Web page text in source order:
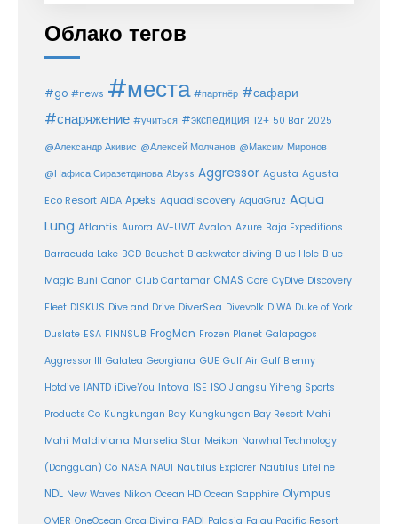
Облако тегов
#go #news #места #партнёр #сафари
#снаряжение #учиться #экспедиция 12+ 50 Bar 2025
@Александр Акивис @Алексей Молчанов @Максим Миронов
@Нафиса Сиразетдинова Abyss Aggressor Agusta Agusta
Eco Resort AIDA Apeks Aquadiscovery AquaGruz Aqua
Lung Atlantis Aurora AV-UWT Avalon Azure Baja Expeditions
Barracuda Lake BCD Beuchat Blackwater diving Blue Hole Blue
Magic Buni Canon Club Cantamar CMAS Core CyDive Discovery
Fleet DISKUS Dive and Drive DiverSea Divevolk DIWA Duke of York
Duslate ESA FINNSUB FrogMan Frozen Planet Galapagos
Aggressor III Galatea Georgiana GUE Gulf Air Gulf Blenny
Hotdive IANTD iDiveYou Intova ISE ISO Jiangsu Yiheng Sports
Products Co Kungkungan Bay Kungkungan Bay Resort Mahi
Mahi Maldiviana Marselia Star Meikon Narwhal Technology
(Dongguan) Co NASA NAUI Nautilus Explorer Nautilus Lifeline
NDL New Waves Nikon Ocean HD Ocean Sapphire Olympus
OMER OneOcean Orca Diving PADI Palasia Palau Pacific Resort